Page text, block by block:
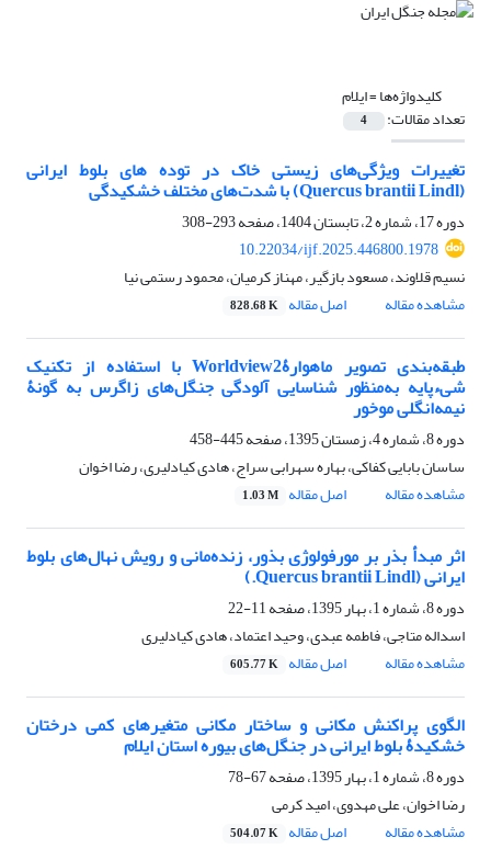
کلیدواژه‌ها =ایلام
تعداد مقالات: 4
تغییرات ویژگی‌های زیستی خاک در توده های بلوط ایرانی
(Quercus brantii Lindl) با شدت‌های مختلف خشکیدگی
دوره 17، شماره 2، تابستان 1404، صفحه
293-308
10.22034/ijf.2025.446800.1978
نسیم قلاوند، مسعود بازگیر، مهناز کرمیان، محمود رستمی نیا
مشاهده مقاله
اصل مقاله 828.68 K
طبقه‌بندی تصویر ماهوارۀWorldview2 با استفاده از تکنیک
شی‌ءپایه به‌منظور شناسایی آلودگی جنگل‌های زاگرس به گونۀ
نیمه‌انگلی موخور
دوره 8، شماره 4، زمستان 1395، صفحه
445-458
ساسان بابایی کفاکی، بهاره سهرابی سراج، هادی کیادلیری، رضا اخوان
مشاهده مقاله
اصل مقاله 1.03 M
اثر مبدأ بذر بر مورفولوژی بذور، زنده‌مانی و رویش نهال‌های بلوط
ایرانی (Quercus brantii Lindl.)
دوره 8، شماره 1، بهار 1395، صفحه
11-22
اسداله متاجی، فاطمه عبدی، وحید اعتماد، هادی کیادلیری
مشاهده مقاله
اصل مقاله 605.77 K
الگوی پراکنش مکانی و ساختار مکانی متغیرهای کمی درختان
خشکیدۀ بلوط ایرانی در جنگل‌های بیوره استان ایلام
دوره 8، شماره 1، بهار 1395، صفحه
67-78
رضا اخوان، علی مهدوی، امید کرمی
مشاهده مقاله
اصل مقاله 504.07 K